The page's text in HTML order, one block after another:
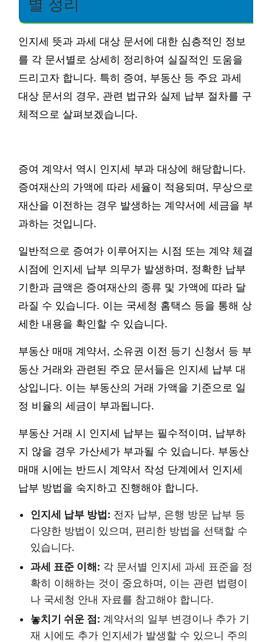
별 정리
인지세 뜻과 과세 대상 문서에 대한 심층적인 정보
를 각 문서별로 상세히 정리하여 실질적인 도움을
드리고자 합니다. 특히 증여, 부동산 등 주요 과세
대상 문서의 경우, 관련 법규와 실제 납부 절차를 구
체적으로 살펴보겠습니다.
증여 계약서 역시 인지세 부과 대상에 해당합니다.
증여재산의 가액에 따라 세율이 적용되며, 무상으로
재산을 이전하는 경우 발생하는 계약서에 세금을 부
과하는 것입니다.
일반적으로 증여가 이루어지는 시점 또는 계약 체결
시점에 인지세 납부 의무가 발생하며, 정확한 납부
기한과 금액은 증여재산의 종류 및 가액에 따라 달
라질 수 있습니다. 이는 국세청 홈택스 등을 통해 상
세한 내용을 확인할 수 있습니다.
부동산 매매 계약서, 소유권 이전 등기 신청서 등 부
동산 거래와 관련된 주요 문서들은 인지세 납부 대
상입니다. 이는 부동산의 거래 가액을 기준으로 일
정 비율의 세금이 부과됩니다.
부동산 거래 시 인지세 납부는 필수적이며, 납부하
지 않을 경우 가산세가 부과될 수 있습니다. 부동산
매매 시에는 반드시 계약서 작성 단계에서 인지세
납부 방법을 숙지하고 진행해야 합니다.
인지세 납부 방법: 전자 납부, 은행 방문 납부 등
다양한 방법이 있으며, 편리한 방법을 선택할 수
있습니다.
과세 표준 이해: 각 문서별 인지세 과세 표준을 정
확히 이해하는 것이 중요하며, 이는 관련 법령이
나 국세청 안내 자료를 참고해야 합니다.
놓치기 쉬운 점: 계약서의 일부 변경이나 추가 기
재 시에도 추가 인지세가 발생할 수 있으니 주의